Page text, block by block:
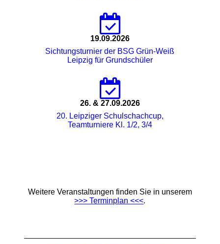
19.09.2026
Sichtungsturnier der BSG Grün-Weiß
Leipzig für Grundschüler
26. & 27.09.2026
20. Leipziger Schulschachcup,
Teamturniere Kl. 1/2, 3/4
Weitere Veranstaltungen finden Sie in unserem
>>> Terminplan <<<.